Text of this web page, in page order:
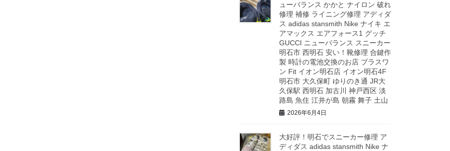
ューバランス かかと ナイロン 破れ
修理 補修 ライニング修理 アディダ
ス adidas stansmith Nike ナイキ エ
アマックス エアフォース1 グッチ
GUCCI ニューバランス スニーカー
明石市 西明石 安い！靴修理 合鍵作
製 時計の電池交換のお店 プラスワ
ン Fit イオン明石店 イオン明石4F
明石市 大久保町 ゆりのき通 JR大
久保駅 西明石 加古川 神戸西区 淡
路島 魚住 江井が島 朝霧 舞子 土山
2026年6月4日
大好評！明石でスニーカー修理 ア
ディダス adidas stansmith Nike ナ